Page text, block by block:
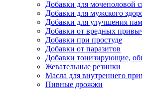
Добавки для мочеполовой
Добавки для мужского
Добавки для улучшения
Добавки от вредных
Добавки при простуде
Добавки от паразитов
Добавки тонизирующие,
Жевательные резинки
Масла для внутреннего
Пивные дрожжи